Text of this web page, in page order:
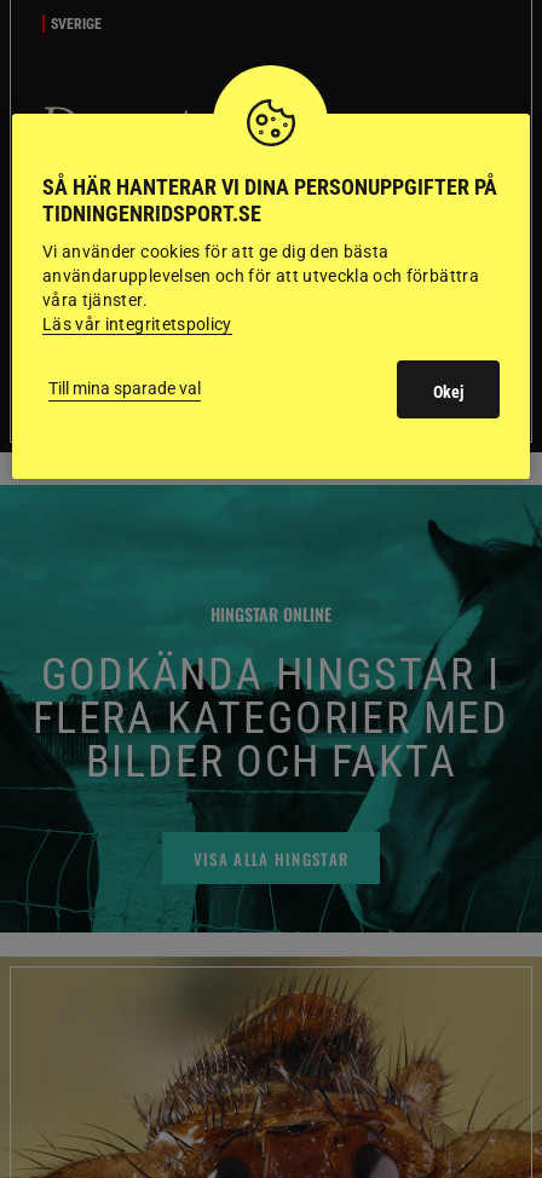
SVERIGE
Dyraste
ridhjälmarna blev
sämst i test
Stort test av ridhjälmar Försäkringsbolaget
Folksam har testat 15 ridhjälmar i olika
prisklasser för att se vilken som är den säkraste.
mellan de olika hjälmarna – och dyrast är inte
bäst.
HINGSTAR ONLINE
GODKÄNDA HINGSTAR I
FLERA KATEGORIER MED
BILDER OCH FAKTA
VISA ALLA HINGSTAR
SÅ HÄR HANTERAR VI DINA PERSONUPPGIFTER PÅ
TIDNINGENRIDSPORT.SE
Vi använder cookies för att ge dig den bästa
användarupplevelsen och för att utveckla och förbättra
våra tjänster.
Läs vår integritetspolicy
Till mina sparade val Okej